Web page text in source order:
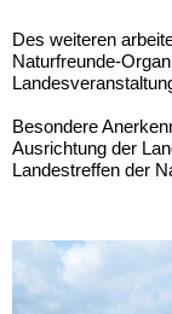
Des weiteren
Naturfreunde-
Besondere
Ausrichtung der
Landestreffen der